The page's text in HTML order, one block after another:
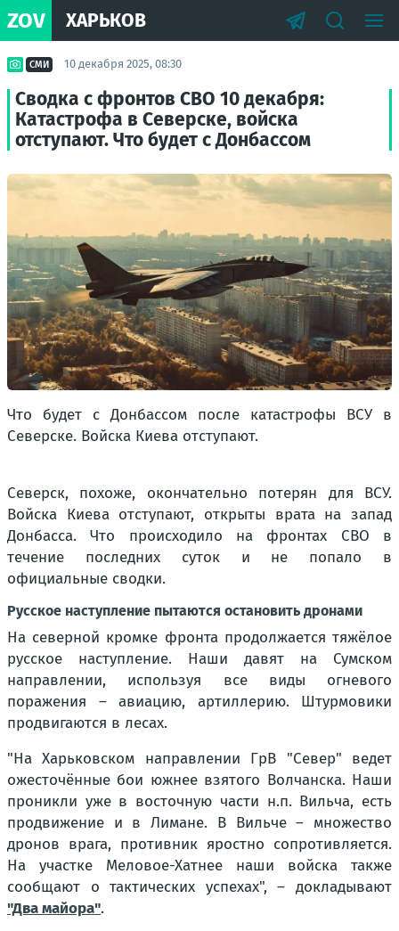
ZOV ХАРЬКОВ
СМИ 10 декабря 2025, 08:30
Сводка с фронтов СВО 10 декабря:
Катастрофа в Северске, войска
отступают. Что будет с Донбассом
Что будет с Донбассом после катастрофы ВСУ в
Северске. Войска Киева отступают.
Северск, похоже, окончательно потерян для ВСУ.
Войска Киева отступают, открыты врата на запад
Донбасса. Что происходило на фронтах СВО в
течение последних суток и не попало в
официальные сводки.
Русское наступление пытаются остановить дронами
На северной кромке фронта продолжается тяжёлое
русское наступление. Наши давят на Сумском
направлении, используя все виды огневого
поражения – авиацию, артиллерию. Штурмовики
продвигаются в лесах.
"На Харьковском направлении ГрВ "Север" ведет
ожесточённые бои южнее взятого Волчанска. Наши
проникли уже в восточную части н.п. Вильча, есть
продвижение и в Лимане. В Вильче – множество
дронов врага, противник яростно сопротивляется.
На участке Меловое-Хатнее наши войска также
сообщают о тактических успехах", – докладывают
"Два майора".